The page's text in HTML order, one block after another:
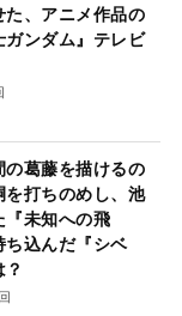
た、アニメ作品の
ガンダム』テレビ
の葛藤を描けるの
を打ちのめし、池
『未知への飛
ち込んだ『シベ